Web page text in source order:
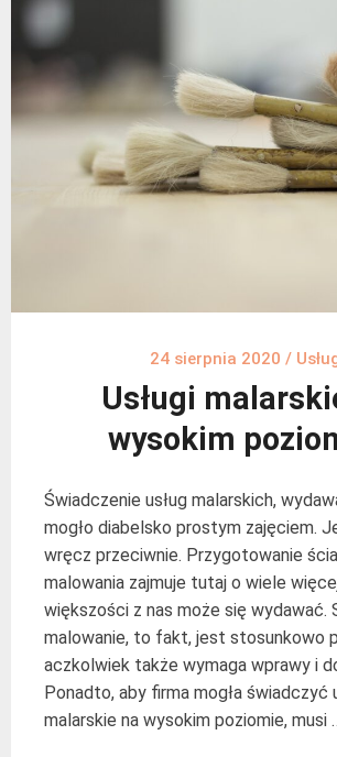
24 sierpnia 2020 /
Usługi
wysokim
Świadczenie usług malarskich,
mogło diabelsko prostym zajęciem.
wręcz przeciwnie. Przygotowanie
malowania zajmuje tutaj o wiele
większości z nas może się wydawać.
malowanie, to fakt, jest stosunkowo
aczkolwiek także wymaga wprawy i
Ponadto, aby firma mogła świadczyć
malarskie na wysokim poziomie, musi